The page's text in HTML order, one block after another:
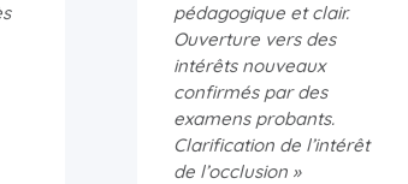
pédagogique et clair.
Ouverture vers des
intérêts nouveaux
confirmés par des
examens probants.
Clarification de l’intérêt
de l’occlusion »